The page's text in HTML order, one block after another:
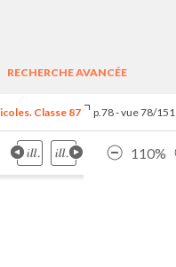
RECHERCHE AVANCÉE
Classe 87 p.78 - vue 78/151
110%